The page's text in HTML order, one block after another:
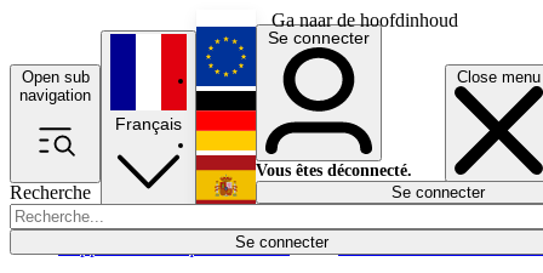
Ga naar de hoofdinhoud
Open sub
navigation
Close menu
Recherche
Se connecter
Économie
Français
English
Deutsch
Español
Se connecter
Vous êtes déconnecté.
Se connecter